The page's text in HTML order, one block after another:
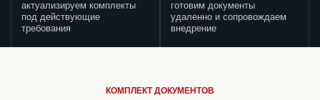
актуализируем комплекты
под действующие
требования
готовим документы
удаленно и сопровождаем
внедрение
КОМПЛЕКТ ДОКУМЕНТОВ